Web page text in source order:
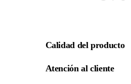
Calidad del producto
Atención al cliente